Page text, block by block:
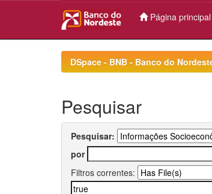
Página principal
DSpace - BNB - Banco do
Pesquisar
Pesquisar:
por
Filtros correntes: